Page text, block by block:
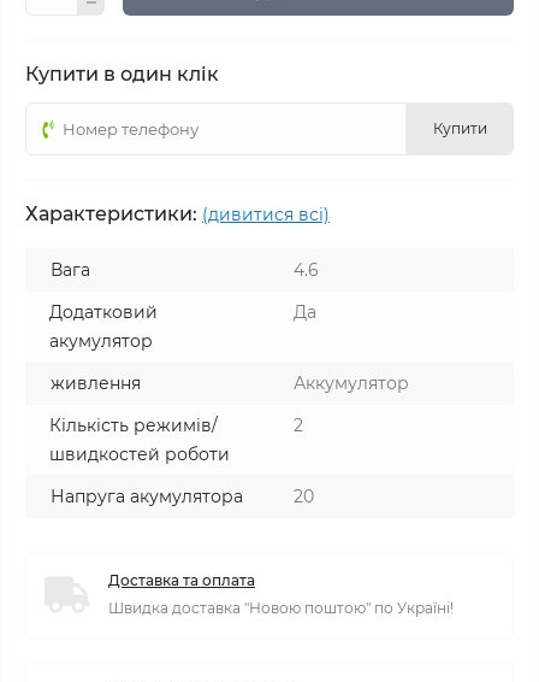
Купити в один клік
Купити
Характеристики: (дивитися всі)
Вага
4.6
Додатковий
акумулятор
Да
живлення
Аккумулятор
Кількість режимів/
швидкостей роботи
2
Напруга акумулятора 20
Доставка та оплата
Швидка доставка "Новою поштою" по Україні!